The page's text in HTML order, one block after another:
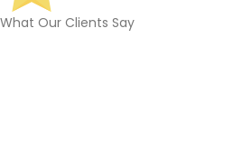
What Our Clients Say